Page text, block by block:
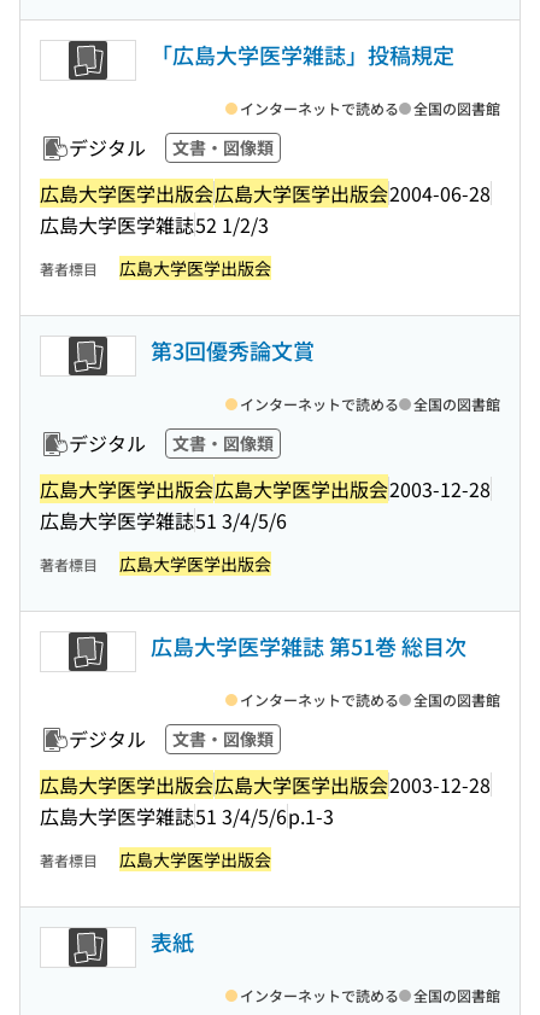
「広島大学医学雑誌」投稿規定
デジタル 文書・図像類
広島大学医学出版会広島大学医学出版会2004-06-28
広島大学医学雑誌52 1/2/3
インターネットで読める 全国の図書館
著者標目 広島大学医学出版会
第3回優秀論文賞
デジタル 文書・図像類
広島大学医学出版会広島大学医学出版会2003-12-28
広島大学医学雑誌51 3/4/5/6
インターネットで読める 全国の図書館
著者標目 広島大学医学出版会
広島大学医学雑誌 第51巻 総目次
デジタル 文書・図像類
広島大学医学出版会広島大学医学出版会2003-12-28
広島大学医学雑誌51 3/4/5/6p.1-3
インターネットで読める 全国の図書館
著者標目 広島大学医学出版会
表紙
インターネットで読める 全国の図書館